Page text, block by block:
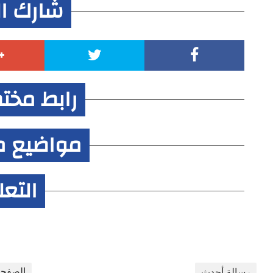
شارك
رابط
مواضيع